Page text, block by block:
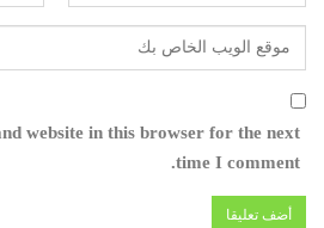
website in this browser for the next
time I comment.